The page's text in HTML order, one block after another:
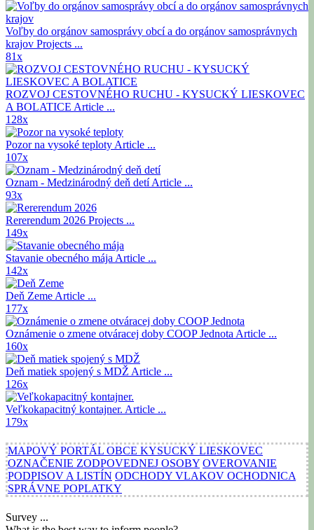
Voľby do orgánov samosprávy obcí a do orgánov samosprávnych
krajov Projects ...
81x
ROZVOJ CESTOVNÉHO RUCHU - KYSUCKÝ LIESKOVEC
A BOLATICE Article ...
128x
Pozor na vysoké teploty Article ...
107x
Oznam - Medzinárodný deň detíArticle ...
93x
Rererendum 2026 Projects ...
149x
Stavanie obecného mája Article ...
142x
Deň Zeme Article ...
177x
Oznámenie o zmene otváracej doby COOP Jednota Article ...
160x
Deň matiek spojený s MDŽ Article ...
126x
Veľkokapacitný kontajner. Article ...
179x
MAPOVÝ PORTÁL OBCE KYSUCKÝ LIESKOVEC
OZNAČENIE ZODPOVEDNEJ OSOBY OVEROVANIE
PODPISOV A LISTÍN ODCHODY VLAKOV OCHODNICA
SPRÁVNE POPLATKY
Survey ...